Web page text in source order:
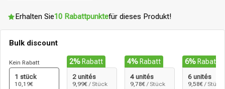
Erhalten Sie10 Rabattpunktefür dieses Produkt!
Bulk discount
Kein Rabatt
1 stück
10,19€
2% Rabatt
2 unités
9,99€ / Stück
4% Rabatt
4 unités
9,78€ / Stück
6% Rabatt
6 unités
9,58€ / Stück